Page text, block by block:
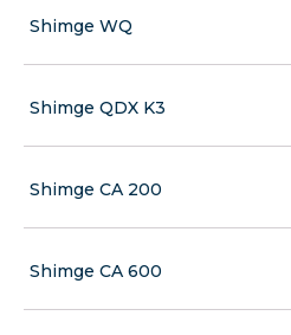
Shimge WQ
Shimge QDX K3
Shimge CA 200
Shimge CA 600